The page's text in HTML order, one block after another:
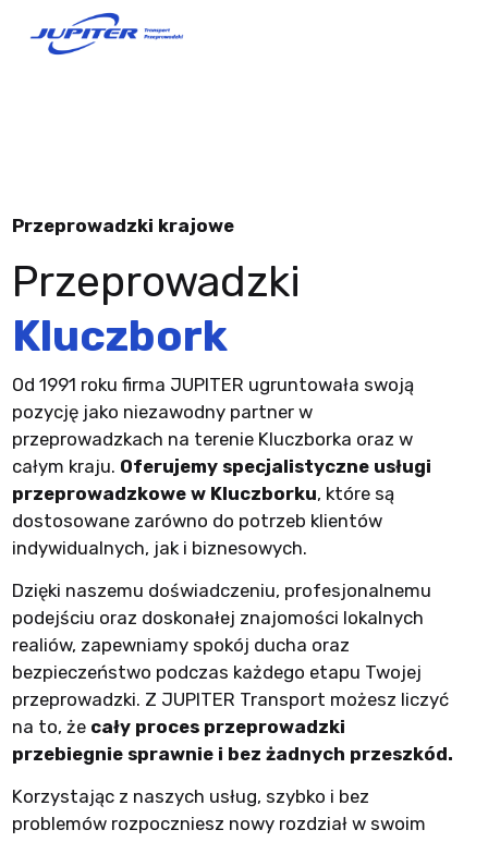
Przeprowadzki krajowe
Przeprowadzki
Kluczbork
Od 1991 roku firma JUPITER ugruntowała swoją
pozycję jako niezawodny partner w
przeprowadzkach na terenie Kluczborka oraz w
całym kraju. Oferujemy specjalistyczne usługi
przeprowadzkowe w Kluczborku, które są
dostosowane zarówno do potrzeb klientów
indywidualnych, jak i biznesowych.
Dzięki naszemu doświadczeniu, profesjonalnemu
podejściu oraz doskonałej znajomości lokalnych
realiów, zapewniamy spokój ducha oraz
bezpieczeństwo podczas każdego etapu Twojej
przeprowadzki. Z JUPITER Transport możesz liczyć
na to, że cały proces przeprowadzki
przebiegnie sprawnie i bez żadnych przeszkód.
Korzystając z naszych usług, szybko i bez
problemów rozpoczniesz nowy rozdział w swoim